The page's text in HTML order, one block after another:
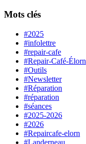
Mots clés
#2025
#infolettre
#repair-cafe
#Repair-Café-Élorn
#Outils
#Newsletter
#Réparation
#réparation
#séances
#2025-2026
#2026
#Repaircafe-elorn
#Landerneau